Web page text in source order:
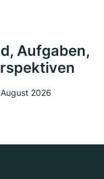
Aufgaben,
2026